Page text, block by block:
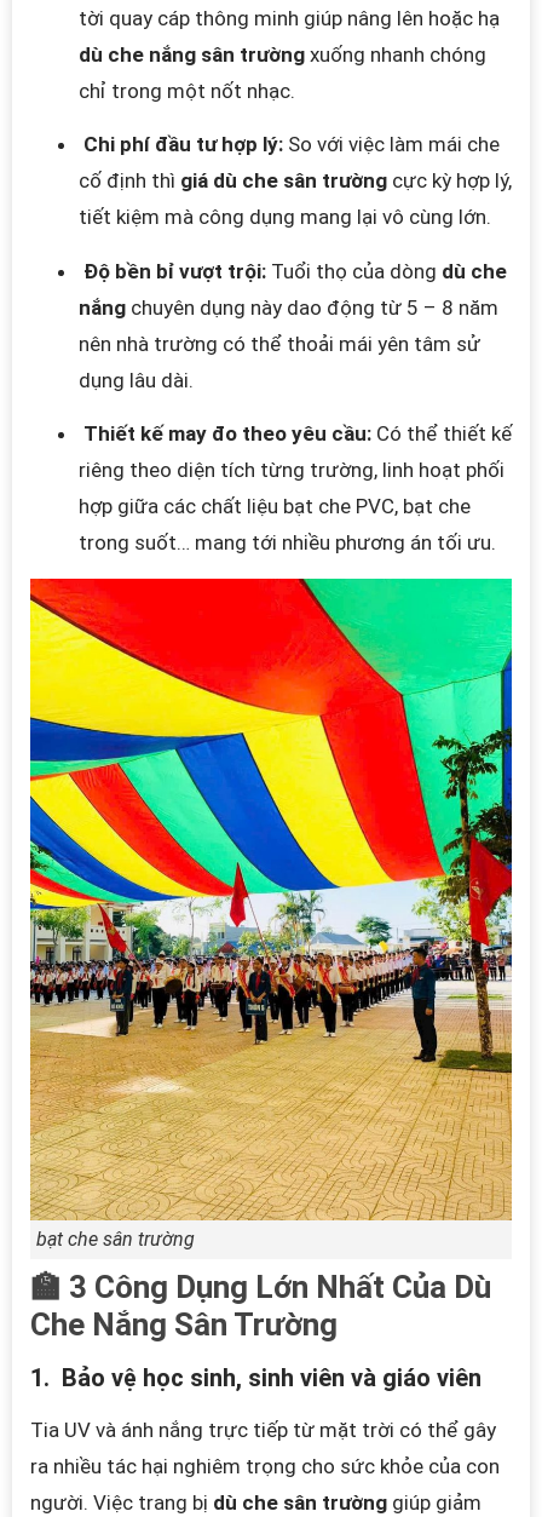
tời quay cáp thông minh giúp nâng lên hoặc hạ
dù che nắng sân trường xuống nhanh chóng
chỉ trong một nốt nhạc.
Chi phí đầu tư hợp lý: So với việc làm mái che
cố định thì giá dù che sân trường cực kỳ hợp lý,
tiết kiệm mà công dụng mang lại vô cùng lớn.
Độ bền bỉ vượt trội: Tuổi thọ của dòng dù che
nắng chuyên dụng này dao động từ 5 – 8 năm
nên nhà trường có thể thoải mái yên tâm sử
dụng lâu dài.
Thiết kế may đo theo yêu cầu: Có thể thiết kế
riêng theo diện tích từng trường, linh hoạt phối
hợp giữa các chất liệu bạt che PVC, bạt che
trong suốt… mang tới nhiều phương án tối ưu.
bạt che sân trường
🏫 3 Công Dụng Lớn Nhất Của Dù
Che Nắng Sân Trường
1. Bảo vệ học sinh, sinh viên và giáo viên
Tia UV và ánh nắng trực tiếp từ mặt trời có thể gây
ra nhiều tác hại nghiêm trọng cho sức khỏe của con
người. Việc trang bị dù che sân trường giúp giảm